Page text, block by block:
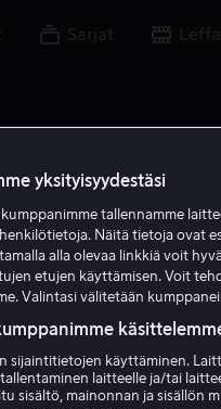
Sarjat
yksityisyydestäsi
kumppanimme tallennamme
Näitä tietoja ovat
alla olevaa linkkiä voit
etujen käyttämisen. Voit
Valintasi välitetään
sijaintitietojen käyttäminen.
laitteelle ja/tai
sisältö, mainonnan ja sisällön